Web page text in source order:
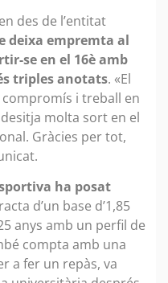
des de l’entitat
deixa empremta al
se en el 16è amb
triples anotats. «El
compromís i treball en
molta sort en el
Gràcies per tot,
ha posat
d’un base d’1,85
anys amb un perfil de
compta amb una
a fer un repàs, va